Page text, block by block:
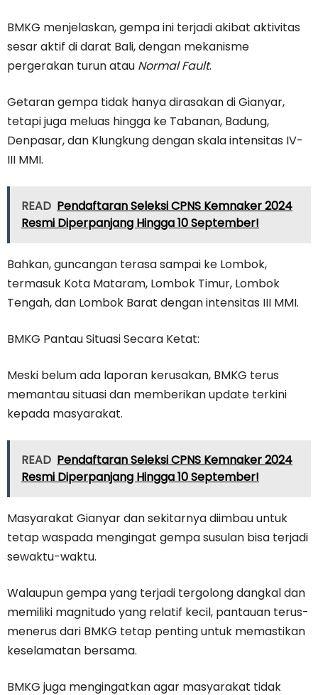
BMKG menjelaskan, gempa ini terjadi akibat aktivitas
sesar aktif di darat Bali, dengan mekanisme
pergerakan turun atau Normal Fault.
Getaran gempa tidak hanya dirasakan di Gianyar,
tetapi juga meluas hingga ke Tabanan, Badung,
Denpasar, dan Klungkung dengan skala intensitas IV-
III MMI.
READ Pendaftaran Seleksi CPNS Kemnaker 2024
Resmi Diperpanjang Hingga 10 September!
Bahkan, guncangan terasa sampai ke Lombok,
termasuk Kota Mataram, Lombok Timur, Lombok
Tengah, dan Lombok Barat dengan intensitas III MMI.
BMKG Pantau Situasi Secara Ketat:
Meski belum ada laporan kerusakan, BMKG terus
memantau situasi dan memberikan update terkini
kepada masyarakat.
READ Pendaftaran Seleksi CPNS Kemnaker 2024
Resmi Diperpanjang Hingga 10 September!
Masyarakat Gianyar dan sekitarnya diimbau untuk
tetap waspada mengingat gempa susulan bisa terjadi
sewaktu-waktu.
Walaupun gempa yang terjadi tergolong dangkal dan
memiliki magnitudo yang relatif kecil, pantauan terus-
menerus dari BMKG tetap penting untuk memastikan
keselamatan bersama.
BMKG juga mengingatkan agar masyarakat tidak